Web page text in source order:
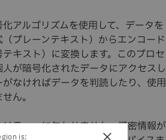
アルゴリズムを使用して、データを
プレーンテキスト）からエンコード
キスト）に変換します。このプロセ
が暗号化されたデータにアクセスし
なければデータを判読したり、使用
ん。
ティーに欠かせません。機密情報が
is: